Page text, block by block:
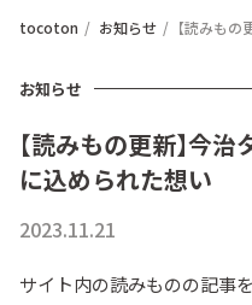
tocoton お知らせ 【読みも
お知らせ
【読みもの更新】今
に込められた想い
2023.11.21
サイト内の読みものの記事